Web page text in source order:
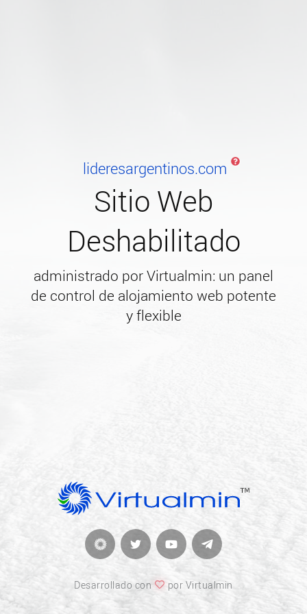
lideresargentinos.com
Sitio Web
Deshabilitado
administrado por Virtualmin: un panel
de control de alojamiento web potente
y flexible
Desarrollado con por Virtualmin